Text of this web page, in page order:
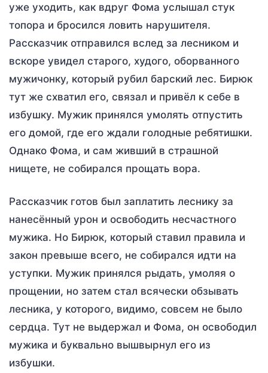
уже уходить, как вдруг Фома услышал стук
топора и бросился ловить нарушителя.
Рассказчик отправился вслед за лесником и
вскоре увидел старого, худого, оборванного
мужичонку, который рубил барский лес. Бирюк
тут же схватил его, связал и привёл к себе в
избушку. Мужик принялся умолять отпустить
его домой, где его ждали голодные ребятишки.
Однако Фома, и сам живший в страшной
нищете, не собирался прощать вора.
Рассказчик готов был заплатить леснику за
нанесённый урон и освободить несчастного
мужика. Но Бирюк, который ставил правила и
закон превыше всего, не собирался идти на
уступки. Мужик принялся рыдать, умоляя о
прощении, но затем стал всячески обзывать
лесника, у которого, видимо, совсем не было
сердца. Тут не выдержал и Фома, он освободил
мужика и буквально вышвырнул его из
избушки.